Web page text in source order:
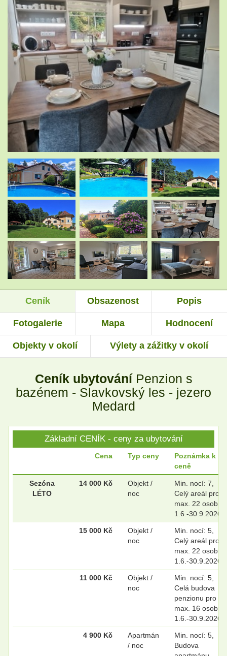
Ceník Obsazenost Popis
Fotogalerie Mapa Hodnocení
Objekty v okolí Výlety a zážitky v okolí
Ceník ubytování Penzion s
bazénem - Slavkovský les - jezero
Medard
Základní CENÍK - ceny za ubytování
Cena Typ ceny
Poznámka k
ceně
Sezóna
LÉTO
14 000 Kč
Objekt /
noc
Min. nocí: 7,
Celý areál pro
max. 22 osob;
1.6.-30.9.2026
15 000 Kč
Objekt /
noc
Min. nocí: 5,
Celý areál pro
max. 22 osob;
1.6.-30.9.2026
11 000 Kč
Objekt /
noc
Min. nocí: 5,
Celá budova
penzionu pro
max. 16 osob;
1.6.-30.9.2026
4 900 Kč
Apartmán
/ noc
Min. nocí: 5,
Budova